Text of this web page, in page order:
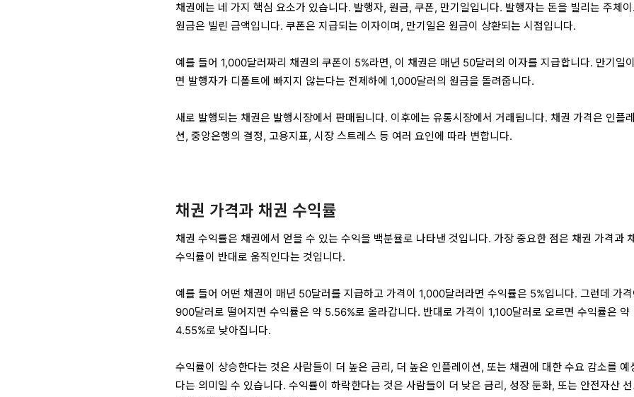
채권에는 네 가지 핵심 요소가 있습니다. 발행자, 원금, 쿠폰, 만기일입니다. 발행자는 돈을 빌리는 주체
원금은 빌린 금액입니다. 쿠폰은 지급되는 이자이며, 만기일은 원금이 상환되는 시점입니다.
예를 들어 1,000달러짜리 채권의 쿠폰이 5%라면, 이 채권은 매년 50달러의 이자를 지급합니다. 만기일
면 발행자가 디폴트에 빠지지 않는다는 전제하에 1,000달러의 원금을 돌려줍니다.
새로 발행되는 채권은 발행시장에서 판매됩니다. 이후에는 유통시장에서 거래됩니다. 채권 가격은 인플레
션, 중앙은행의 결정, 고용지표, 시장 스트레스 등 여러 요인에 따라 변합니다.
채권 가격과 채권 수익률
채권 수익률은 채권에서 얻을 수 있는 수익을 백분율로 나타낸 것입니다. 가장 중요한 점은 채권 가격과
수익률이 반대로 움직인다는 것입니다.
예를 들어 어떤 채권이 매년 50달러를 지급하고 가격이 1,000달러라면 수익률은 5%입니다. 그런데 가격
900달러로 떨어지면 수익률은 약 5.56%로 올라갑니다. 반대로 가격이 1,100달러로 오르면 수익률은 약
4.55%로 낮아집니다.
수익률이 상승한다는 것은 사람들이 더 높은 금리, 더 높은 인플레이션, 또는 채권에 대한 수요 감소를 예
다는 의미일 수 있습니다. 수익률이 하락한다는 것은 사람들이 더 낮은 금리, 성장 둔화, 또는 안전자산